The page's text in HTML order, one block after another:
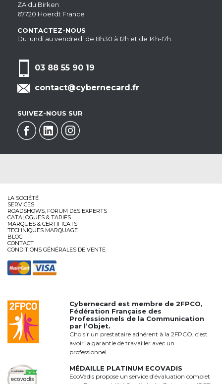
ZA du Birken
67720 Hoerdt France
CONTACTEZ-NOUS
Du lundi au vendredi de 8h30 à 12h et de 14h-17h.
03 88 55 90 19
contact@cybernecard.fr
SUIVEZ-NOUS SUR
LA SOCIÉTÉ
SERVICES
ROADSHOWS, FORUM DES EXPERTS
CATALOGUES & TARIFS
MARQUES & CERTIFICATS
TECHNIQUES MARQUAGE
BLOG
CONTACT
CONDITIONS GÉNÉRALES DE VENTE
Cybernecard est membre de2FPCO,
Fédération Française des
Professionnels de la Communication
par l’Objet.
Choisir un prestataire adhérent à la 2FPCO, c’est
avoir la garantie de travailler avec un
professionnel.
MÉDAILLE PLATINUM ECOVADIS
EcoVadis propose un service d’évaluation complet